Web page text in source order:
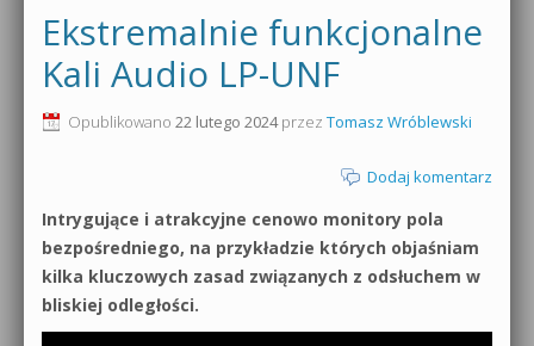
Ekstremalnie funkcjonalne
Kali Audio LP-UNF
Opublikowano 22 lutego 2024przez Tomasz Wróblewski
Dodaj komentarz
Intrygujące i atrakcyjne cenowo monitory pola
bezpośredniego, na przykładzie których objaśniam
kilka kluczowych zasad związanych z odsłuchem w
bliskiej odległości.